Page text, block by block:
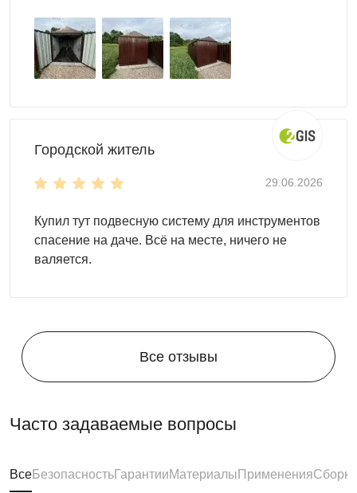
повышенным нагрузкам и суровым погодным
условиям.
Благодаря окнам внутрь контейнера будет
проникать солнечный свет.
Стоимость зависит от типа настила.
Городской житель
29.06.2026
Купил тут подвесную систему для инструментов
спасение на даче. Всё на месте, ничего не
валяется.
Все отзывы
Часто задаваемые вопросы
ВсеБезопасностьГарантииМатериалы ПримененияСборка